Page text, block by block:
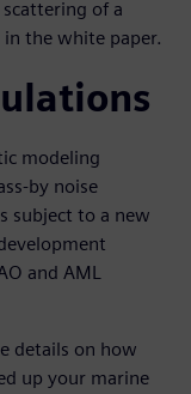
of a
the white paper.
modeling
by noise
subject to a new
and AML
details on how
up your marine